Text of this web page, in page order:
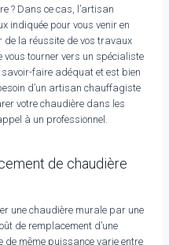
? Dans ce cas, l’artisan
indiquée pour vous venir en
de la réussite de vos travaux
tourner vers un spécialiste
faire adéquat et est bien
d’un artisan chauffagiste
votre chaudière dans les
à un professionnel.
de chaudière
une chaudière murale par une
de remplacement d’une
même puissance varie entre